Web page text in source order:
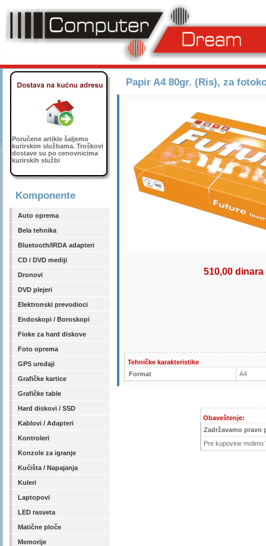
Poručene artikle šaljemo
kurirskim službama. Troškovi
dostave su po cenovnicima
kurirskih službi
Komponente
Auto oprema
Bela tehnika
Bluetooth/IRDA adapteri
CD / DVD mediji
Dronovi
DVD plejeri
Elektronski prevodioci
Endoskopi / Boroskopi
Fioke za hard diskove
Foto oprema
GPS uređaji
Grafičke kartice
Grafičke table
Hard diskovi / SSD
Kablovi / Adapteri
Kontroleri
Konzole za igranje
Kućišta / Napajanja
Kuleri
Laptopovi
LED rasveta
Matične ploče
Memorije
Papir A4 80gr. (Ris), za
510,00 dinara
Tehničke karakteristike
Format
A4
Obaveštenje:
Zadržavamo pravo
Pre kupovine